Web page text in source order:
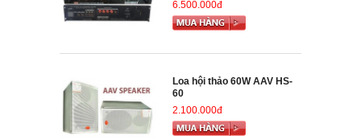
6.500.000đ
Loa hội thảo 60W AAV HS-
60
2.100.000đ